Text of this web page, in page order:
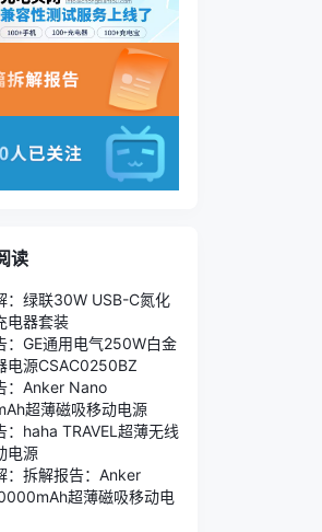
读
：绿联30W USB-C氮化
电器套装
：GE通用电气250W白金
电源CSAC0250BZ
：Anker Nano
超薄磁吸移动电源
：haha TRAVEL超薄无线
电源
：拆解报告：Anker
超薄磁吸移动电